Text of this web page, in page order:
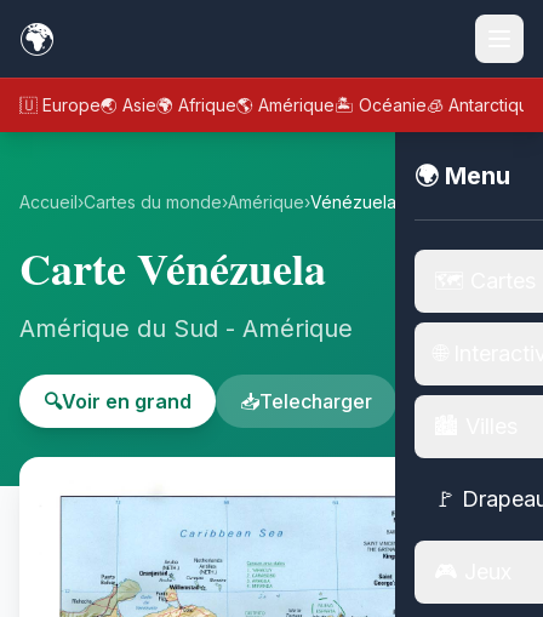
🌍
🇪🇺 Europe🌏 Asie🌍 Afrique🌎 Amérique🏝️ Océanie🧊 Antarctique
🌍 Menu
🚩
Accueil›Cartes du monde›Amérique›Vénézuela
Carte Vénézuela
Amérique du Sud - Amérique
🔍Voir en grand 📥Telecharger